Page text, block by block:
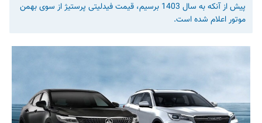
پیش از آنکه به سال 1403 برسیم، قیمت فیدلیتی پرستیژ از سوی بهمن
موتور اعلام شده است.